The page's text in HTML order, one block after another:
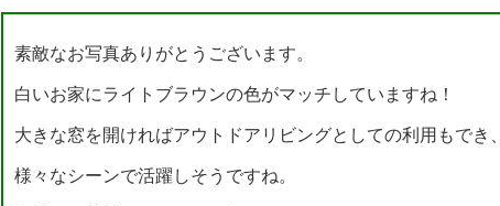
素敵なお写真ありがとうございます。
白いお家にライトブラウンの色がマッチしていますね！
大きな窓を開ければアウトドアリビングとしての利用もでき、
様々なシーンで活躍しそうですね。